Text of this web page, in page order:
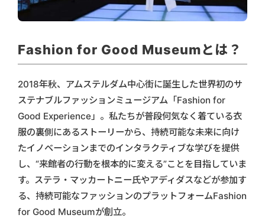
Fashion for Good Museumとは？
2018年秋、アムステルダム中心街に誕生した世界初のサ
ステナブルファッションミュージアム「Fashion for
Good Experience」。私たちが普段何気なく着ている衣
服の裏側にあるストーリーから、持続可能な未来に向け
たイノベーションまでのインタラクティブな学びを提供
し、“来館者の行動を根本的に変える”ことを目指していま
す。ステラ・マッカートニー氏やアディダスなどが参加す
る、持続可能なファッションのプラットフォームFashion
for Good Museumが創立。